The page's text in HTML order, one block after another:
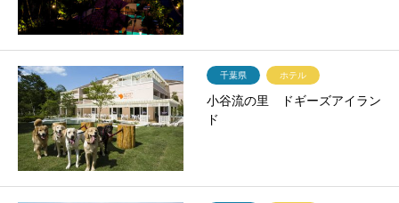
千葉県 ホテル
小谷流の里 ドギーズアイラン
ド